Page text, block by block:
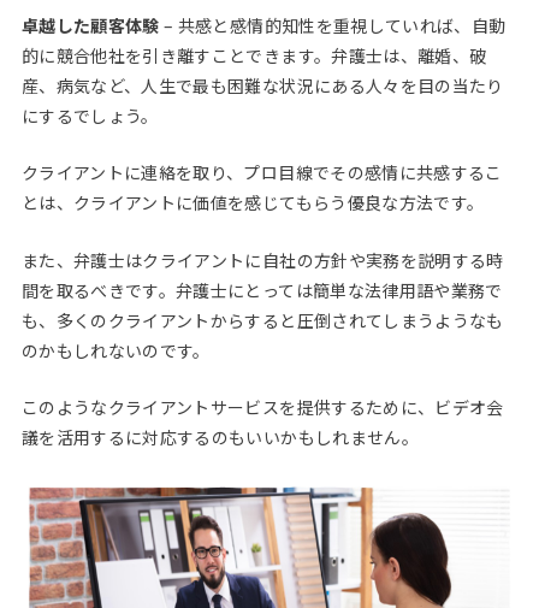
卓越した顧客体験 – 共感と感情的知性を重視していれば、自動
的に競合他社を引き離すことできます。弁護士は、離婚、破
産、病気など、人生で最も困難な状況にある人々を目の当たり
にするでしょう。
クライアントに連絡を取り、プロ目線でその感情に共感するこ
とは、クライアントに価値を感じてもらう優良な方法です。
また、弁護士はクライアントに自社の方針や実務を説明する時
間を取るべきです。弁護士にとっては簡単な法律用語や業務で
も、多くのクライアントからすると圧倒されてしまうようなも
のかもしれないのです。
このようなクライアントサービスを提供するために、ビデオ会
議を活用するに対応するのもいいかもしれません。